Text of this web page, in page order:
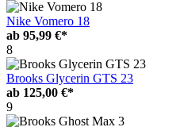
Nike Vomero 18
ab 95,99 €*
8
Brooks Glycerin GTS 23
ab 125,00 €*
9